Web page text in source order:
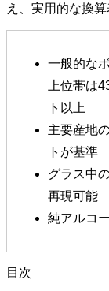
え、実用的な換
一般的な
上位帯は
ト以上
主要産地
トが基準
グラス中
再現可能
純アルコ
目次